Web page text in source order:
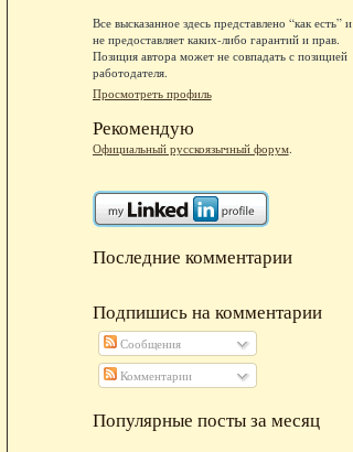
Все высказанное здесь представлено “как есть” и
не предоставляет каких-либо гарантий и прав.
Позиция автора может не совпадать с позицией
работодателя.
Просмотреть профиль
Рекомендую
Официальный русскоязычный форум.
Последние комментарии
Подпишись на комментарии
Сообщения
Комментарии
Популярные посты за месяц